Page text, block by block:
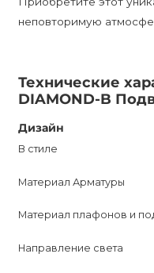
неповторимую
Технические
DIAMOND-B
Дизайн
В стиле
Материал Арматуры
Материал плафонов и
Направление света